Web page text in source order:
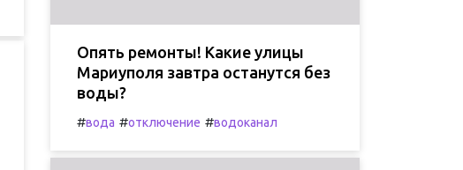
Опять ремонты! Какие улицы
Мариуполя завтра останутся без
воды?
#вода #отключение #водоканал